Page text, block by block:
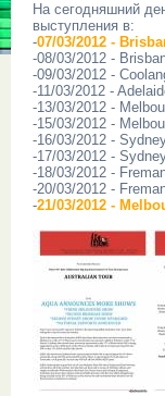
На сегодняшний
выступления в:
-07/03/2012 -
-08/03/2012 -
-09/03/2012 -
-11/03/2012 -
-13/03/2012 -
-15/03/2012 -
-16/03/2012 -
-17/03/2012 -
-18/03/2012 -
-20/03/2012 -
-21/03/2012 -